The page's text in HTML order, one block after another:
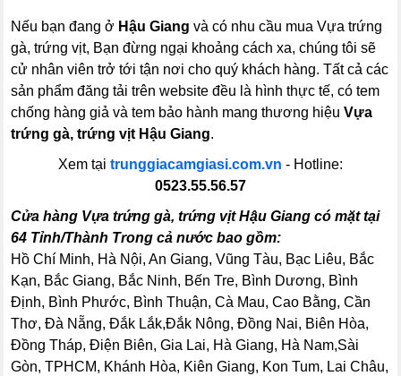
Nếu bạn đang ở Hậu Giang và có nhu cầu mua Vựa trứng
gà, trứng vịt, Bạn đừng ngại khoảng cách xa, chúng tôi sẽ
cử nhân viên trở tới tận nơi cho quý khách hàng. Tất cả các
sản phẩm đăng tải trên website đều là hình thực tế, có tem
chống hàng giả và tem bảo hành mang thương hiệuVựa
trứng gà, trứng vịt Hậu Giang.
Xem tại trunggiacamgiasi.com.vn - Hotline:
0523.55.56.57
Cửa hàng Vựa trứng gà, trứng vịt Hậu Giang có mặt tại
64 Tỉnh/Thành Trong cả nước bao gồm:
Hồ Chí Minh, Hà Nội, An Giang, Vũng Tàu, Bạc Liêu, Bắc
Kạn, Bắc Giang, Bắc Ninh, Bến Tre, Bình Dương, Bình
Định, Bình Phước, Bình Thuận, Cà Mau, Cao Bằng, Cần
Thơ, Đà Nẵng, Đắk Lắk,Đắk Nông, Đồng Nai, Biên Hòa,
Đồng Tháp, Điện Biên, Gia Lai, Hà Giang, Hà Nam,Sài
Gòn, TPHCM, Khánh Hòa, Kiên Giang, Kon Tum, Lai Châu,